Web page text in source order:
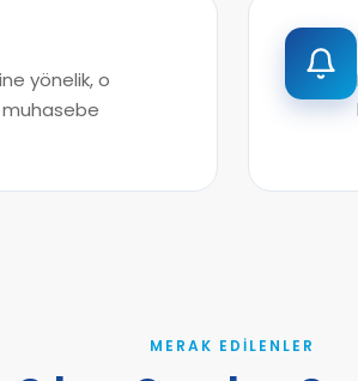
yönelik, o
MERAK EDILENLER